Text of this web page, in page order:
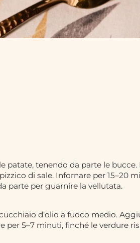
patate, tenendo da parte le
di sale. Infornare per 15–20
parte per guarnire la vellutata.
d’olio a fuoco medio.
per 5–7 minuti, finché le verdure